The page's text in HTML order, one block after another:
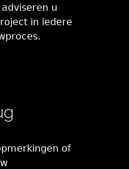
u
in iedere
of